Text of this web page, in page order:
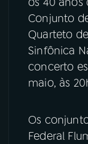
YouTube
Instagram
TikTok
Conjunto
Quarteto
Sinfônica
concerto
maio, às
Os
Federal